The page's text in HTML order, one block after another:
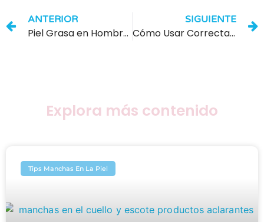
ANTERIOR
Piel Grasa en Hombres: Por Qué el Exceso de Sebo es Diferente y Cómo Controlarlo
SIGUIENTE
Cómo Usar Correctamente la Loción Aclarante Sorel Plus Paso a Paso
Explora más contenido
Tips Manchas En La Piel